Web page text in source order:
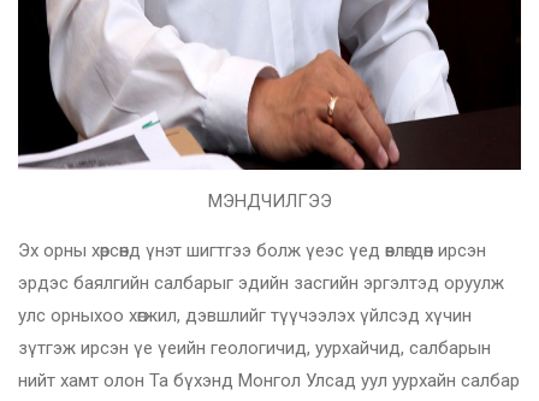
МЭНДЧИЛГЭЭ
Эх орны хөрсөнд үнэт шигтгээ болж үеэс үед өвлөгдөн ирсэн
эрдэс баялгийн салбарыг эдийн засгийн эргэлтэд оруулж
улс орныхоо хөгжил, дэвшлийг түүчээлэх үйлсэд хүчин
зүтгэж ирсэн үе үеийн геологичид, уурхайчид, салбарын
нийт хамт олон Та бүхэнд Монгол Улсад уул уурхайн салбар